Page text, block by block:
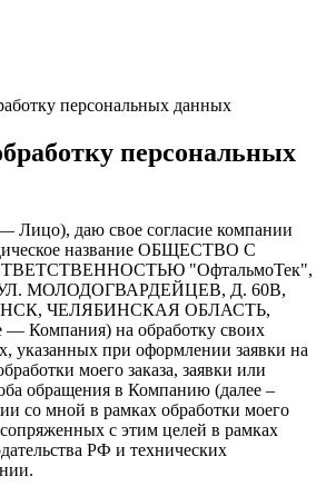
персональных данных
персональных
Лицо), даю свое согласие компании
название ОБЩЕСТВО С
"ОфтальмоТек",
УЛ. МОЛОДОГВАРДЕЙЦЕВ, Д. 60В,
ЧЕЛЯБИНСКАЯ ОБЛАСТЬ,
— Компания) на обработку своих
указанных при оформлении заявки на
моего заказа, заявки или
обращения в Компанию (далее –
со мной в рамках обработки моего
с этим целей в рамках
РФ и технических